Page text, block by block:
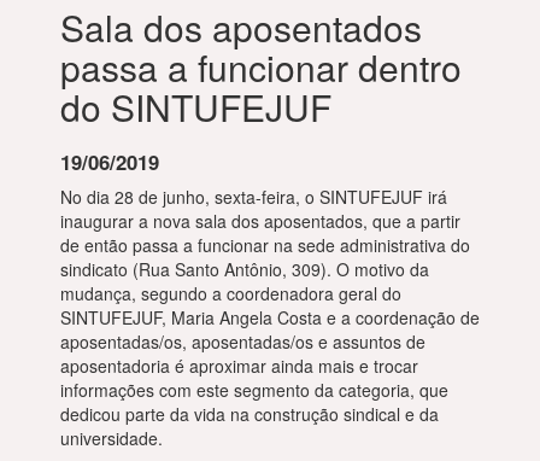
Sala dos aposentados
passa a funcionar dentro
do SINTUFEJUF
19/06/2019
No dia 28 de junho, sexta-feira, o SINTUFEJUF irá
inaugurar a nova sala dos aposentados, que a partir
de então passa a funcionar na sede administrativa do
sindicato (Rua Santo Antônio, 309). O motivo da
mudança, segundo a coordenadora geral do
SINTUFEJUF, Maria Angela Costa e a coordenação de
aposentadas/os, aposentadas/os e assuntos de
aposentadoria é aproximar ainda mais e trocar
informações com este segmento da categoria, que
dedicou parte da vida na construção sindical e da
universidade.